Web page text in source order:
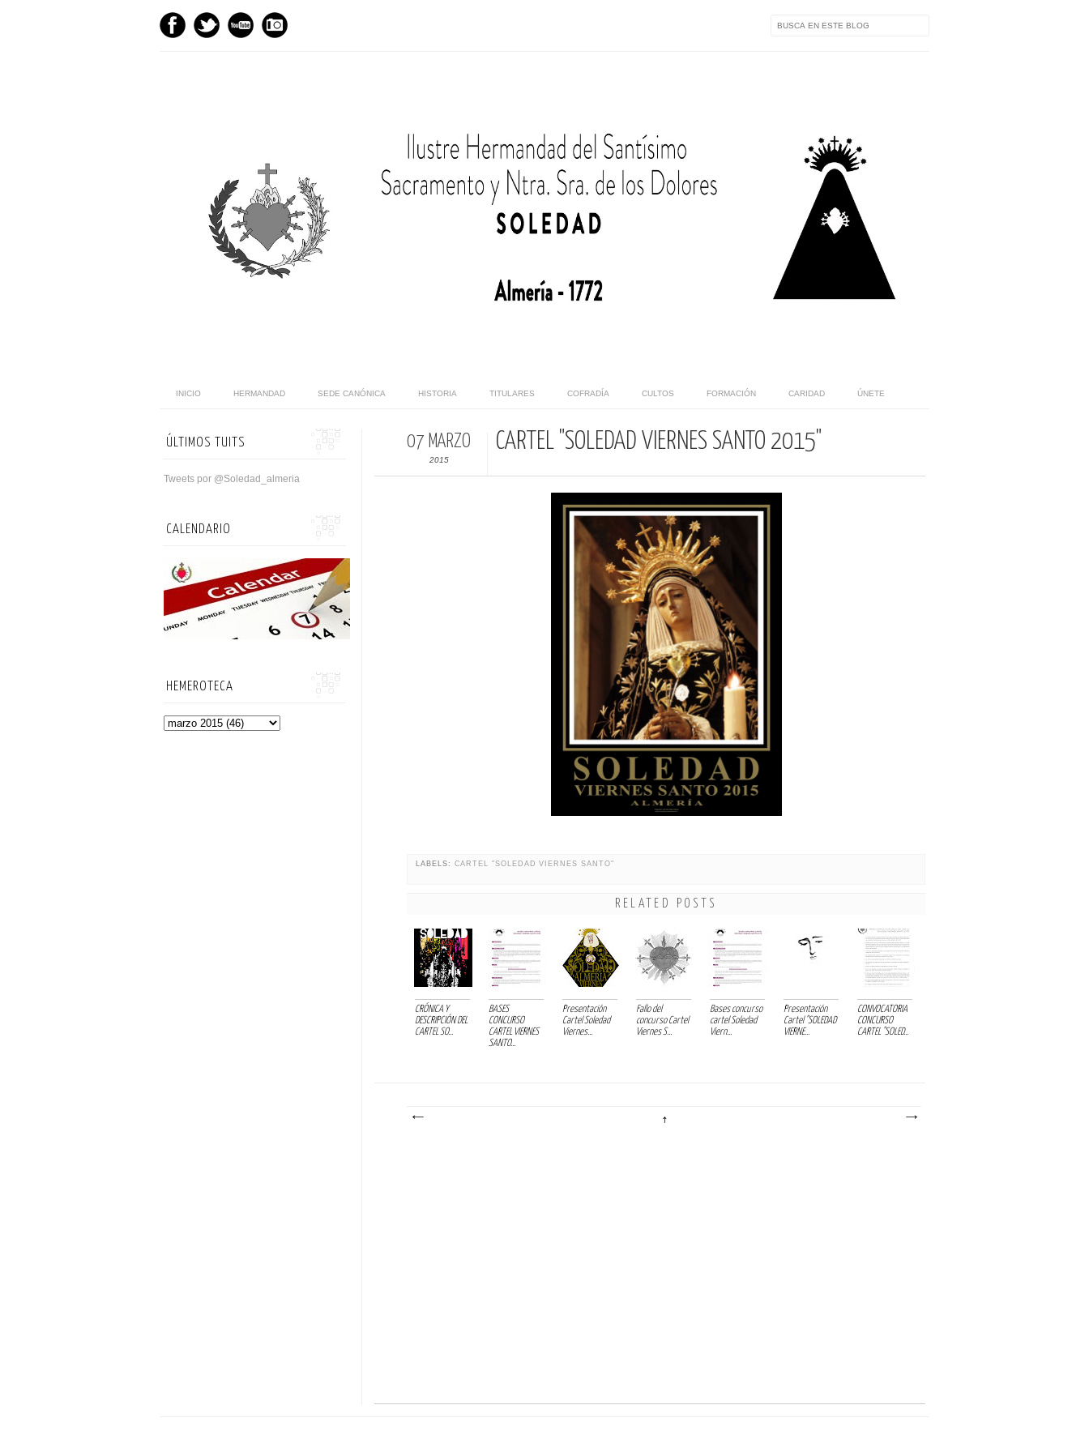
INICIO HERMANDAD SEDE CANÓNICA HISTORIA TITULARES COFRADÍA CULTOS FORMACIÓN CARIDAD ÚNETE
07 MARZO
2015
CARTEL "SOLEDAD VIERNES SANTO 2015"
LABELS: CARTEL "SOLEDAD VIERNES SANTO"
RELATED POSTS
CRÓNICA Y
DESCRIPCIÓN DEL
CARTEL SO...
BASES
CONCURSO
CARTEL VIERNES
SANTO...
Presentación
Cartel Soledad
Viernes...
Fallo del
concurso Cartel
Viernes S...
Bases concurso
cartel Soledad
Viern...
Presentación
Cartel "SOLEDAD
VIERNE...
CONVOCATORIA
CONCURSO
CARTEL "SOLED...
ÚLTIMOS TUITS
Tweets por @Soledad_almeria
CALENDARIO
HEMEROTECA